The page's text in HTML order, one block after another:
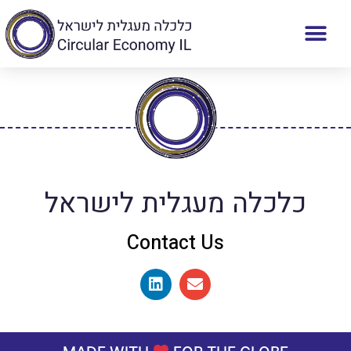
כלכלה מעגלית לישראל
Contact Us